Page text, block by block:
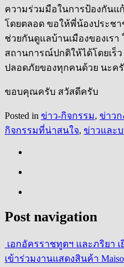
ความร่วมมือในการป้องกันแ
โดยตลอด ขอให้พี่น้องประช
ช่วยกันดูแลบ้านเมืองของเร
สถานการณ์ปกติให้ได้โดยเร็
ปลอดภัยของทุกคนด้วย นะค
ขอบคุณครับ สวัสดีครับ
Posted in ข่าว-กิจกรรม, ข่าวก
กิจกรรมที่น่าสนใจ, ข่าวและ
Post navigation
เอกอัครราชทูตฯ และภริยา
เข้าร่วมงานแสดงสินค้า